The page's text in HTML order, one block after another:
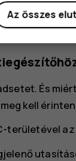
a hozzáadott
jegyvásárlási
És
kell
területével
Az összes